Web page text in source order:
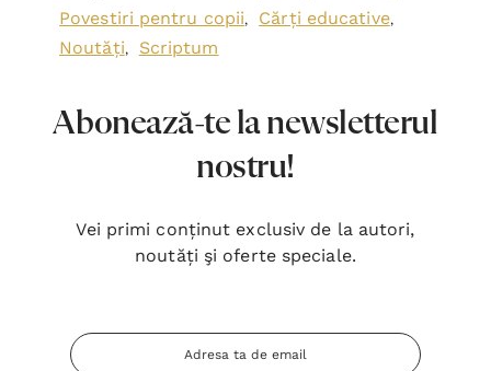
Povestiri pentru copii, Cărți educative,
Noutăți, Scriptum
Abonează-te la newsletterul
nostru!
Vei primi conținut exclusiv de la autori,
noutăți şi oferte speciale.
Adresa